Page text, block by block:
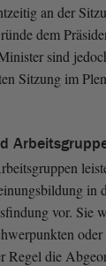
an der
dem
sind
Sitzung im
in
vor. Sie
Regel die